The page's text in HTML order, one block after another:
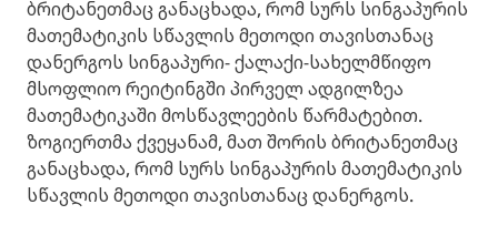
ბრიტანეთმაც განაცხადა, რომ სურს სინგაპურის
მათემატიკის სწავლის მეთოდი თავისთანაც
დანერგოს სინგაპური- ქალაქი-სახელმწიფო
მსოფლიო რეიტინგში პირველ ადგილზეა
მათემატიკაში მოსწავლეების წარმატებით.
ზოგიერთმა ქვეყანამ, მათ შორის ბრიტანეთმაც
განაცხადა, რომ სურს სინგაპურის მათემატიკის
სწავლის მეთოდი თავისთანაც დანერგოს.